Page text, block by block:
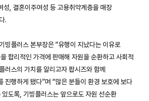
성, 결혼이주여성 등 고용취약계층을 매장
.
빙플러스 본부장은 “유행이 지났다는 이유로
합리적인 가격에 판매해 자원을 순환하고 사회적
러스의 가치를 알리고자 팝시즈와 함께
진행하게 됐다”며 “많은 분들이 환경 보호에 보다
도록, 기빙플러스는 앞으로도 자원 선순환